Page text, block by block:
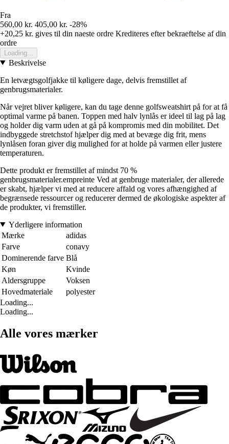
Fra
560,00 kr. 405,00 kr. -28%
+20,25 kr. gives til din naeste ordre Krediteres efter bekraeftelse af din
ordre
Loading...
Beskrivelse
En letvægtsgolfjakke til køligere dage, delvis fremstillet af
genbrugsmaterialer.
Når vejret bliver køligere, kan du tage denne golfsweatshirt på for at få
optimal varme på banen. Toppen med halv lynlås er ideel til lag på lag
og holder dig varm uden at gå på kompromis med din mobilitet. Det
indbyggede stretchstof hjælper dig med at bevæge dig frit, mens
lynlåsen foran giver dig mulighed for at holde på varmen eller justere
temperaturen.
Dette produkt er fremstillet af mindst 70 %
genbrugsmaterialer.empreinte Ved at genbruge materialer, der allerede
er skabt, hjælper vi med at reducere affald og vores afhængighed af
begrænsede ressourcer og reducerer dermed de økologiske aspekter af
de produkter, vi fremstiller.
Yderligere information
Mærke
adidas
Farve
conavy
Dominerende farve Blå
Køn
Kvinde
Aldersgruppe
Voksen
Hovedmateriale
polyester
Loading...
Loading...
Alle vores mærker